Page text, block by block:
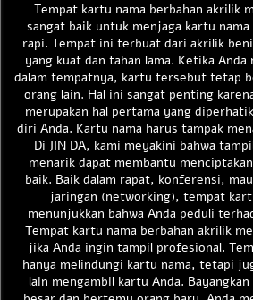
Tempat kartu nama berbahan akrilik
sangat baik untuk menjaga kartu
rapi. Tempat ini terbuat dari akrilik
yang kuat dan tahan lama. Ketika Anda
dalam tempatnya, kartu tersebut tetap
orang lain. Hal ini sangat penting
merupakan hal pertama yang
diri Anda. Kartu nama harus tampak
Di JIN DA, kami meyakini bahwa
menarik dapat membantu
baik. Baik dalam rapat, konferensi,
jaringan (networking), tempat
menunjukkan bahwa Anda peduli
Tempat kartu nama berbahan akrilik
jika Anda ingin tampil profesional.
hanya melindungi kartu nama, tetapi
lain mengambil kartu Anda.